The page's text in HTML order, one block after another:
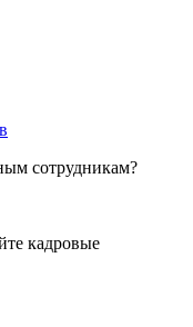
сотрудникам?
кадровые